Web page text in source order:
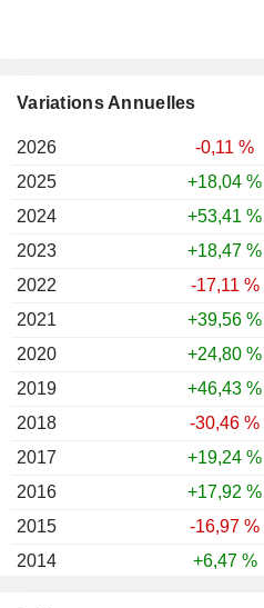
Variations Annuelles
2026
-0,11 %
2025
+18,04 %
2024
+53,41 %
2023
+18,47 %
2022
-17,11 %
2021
+39,56 %
2020
+24,80 %
2019
+46,43 %
2018
-30,46 %
2017
+19,24 %
2016
+17,92 %
2015
-16,97 %
2014
+6,47 %